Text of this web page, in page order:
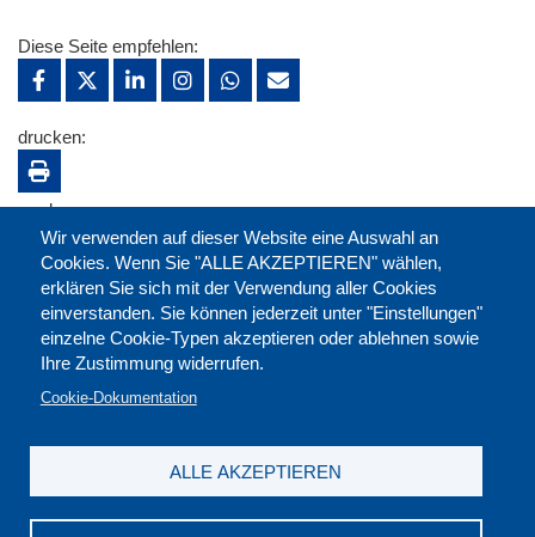
Wir verwenden auf dieser Website eine Auswahl an
Cookies. Wenn Sie "ALLE AKZEPTIEREN" wählen,
erklären Sie sich mit der Verwendung aller Cookies
einverstanden. Sie können jederzeit unter "Einstellungen"
einzelne Cookie-Typen akzeptieren oder ablehnen sowie
Ihre Zustimmung widerrufen.
Cookie-Dokumentation
ALLE AKZEPTIEREN
Diese Seite empfehlen:
drucken:
merken: